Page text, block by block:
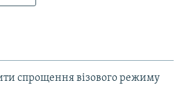
спрощення візового режиму